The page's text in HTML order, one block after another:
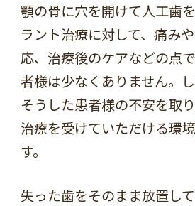
顎の骨に穴を開けて人工歯
ラント治療に対して、痛み
応、治療後のケアなどの点
者様は少なくありません。
そうした患者様の不安を取
治療を受けていただける環
す。
失った歯をそのまま放置し